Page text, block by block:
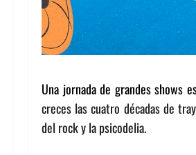
Una jornada de grandes shows
creces las cuatro décadas de
del rock y la psicodelia.